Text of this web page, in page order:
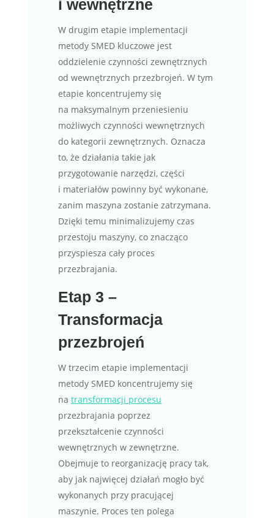
i wewnętrzne
W drugim etapie implementacji
metody SMED kluczowe jest
oddzielenie czynności zewnętrznych
od wewnętrznych przezbrojeń. W tym
etapie koncentrujemy się
na maksymalnym przeniesieniu
możliwych czynności wewnętrznych
do kategorii zewnętrznych. Oznacza
to, że działania takie jak
przygotowanie narzędzi, części
i materiałów powinny być wykonane,
zanim maszyna zostanie zatrzymana.
Dzięki temu minimalizujemy czas
przestoju maszyny, co znacząco
przyspiesza cały proces
przezbrajania.
Etap 3 –
Transformacja
przezbrojeń
W trzecim etapie implementacji
metody SMED koncentrujemy się
na transformacji procesu
przezbrajania poprzez
przekształcenie czynności
wewnętrznych w zewnętrzne.
Obejmuje to reorganizację pracy tak,
aby jak najwięcej działań mogło być
wykonanych przy pracującej
maszynie. Proces ten polega